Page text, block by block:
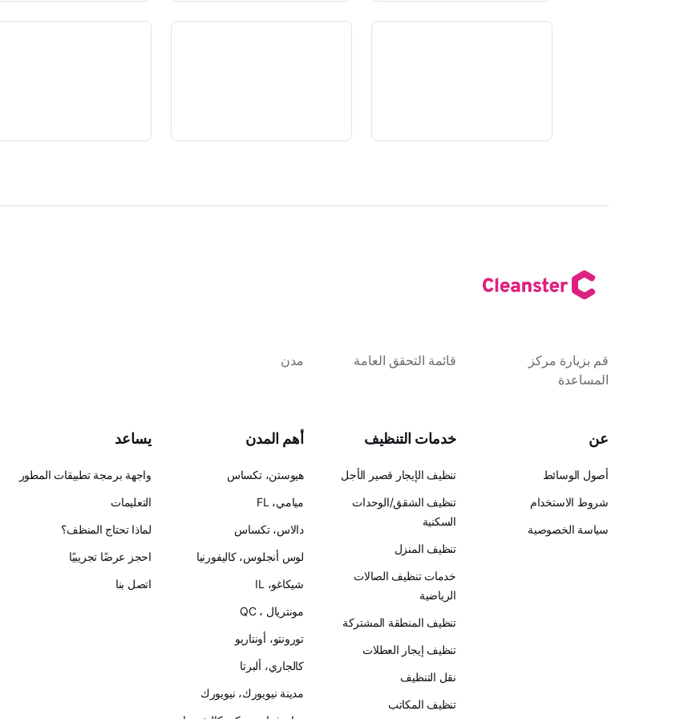
قم بزيارة مركز
المساعدة
قائمة التحقق العامة مدن
عن
أصول الوسائط
شروط الاستخدام
سياسة الخصوصية
خدمات التنظيف
تنظيف الإيجار قصير الأجل
تنظيف الشقق/الوحدات
السكنية
تنظيف المنزل
خدمات تنظيف الصالات
الرياضية
تنظيف المنطقة المشتركة
تنظيف إيجار العطلات
نقل التنظيف
تنظيف المكاتب
أهم المدن
هيوستن، تكساس
ميامي، FL
دالاس، تكساس
لوس أنجلوس، كاليفورنيا
شيكاغو، IL
مونتريال ، QC
تورونتو، أونتاريو
كالجاري، ألبرتا
مدينة نيويورك، نيويورك
يساعد
واجهة برمجة تطبيقات المطور
التعليمات
لماذا تحتاج المنظف؟
احجز عرضًا تجريبيًا
اتصل بنا